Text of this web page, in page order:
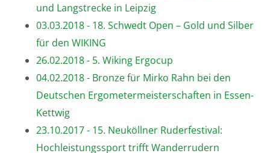
und Langstrecke in Leipzig
03.03.2018 - 18. Schwedt Open – Gold und Silber
für den WIKING
26.02.2018 - 5. Wiking Ergocup
04.02.2018 - Bronze für Mirko Rahn bei den
Deutschen Ergometermeisterschaften in Essen-
Kettwig
23.10.2017 - 15. Neuköllner Ruderfestival:
Hochleistungssport trifft Wanderrudern